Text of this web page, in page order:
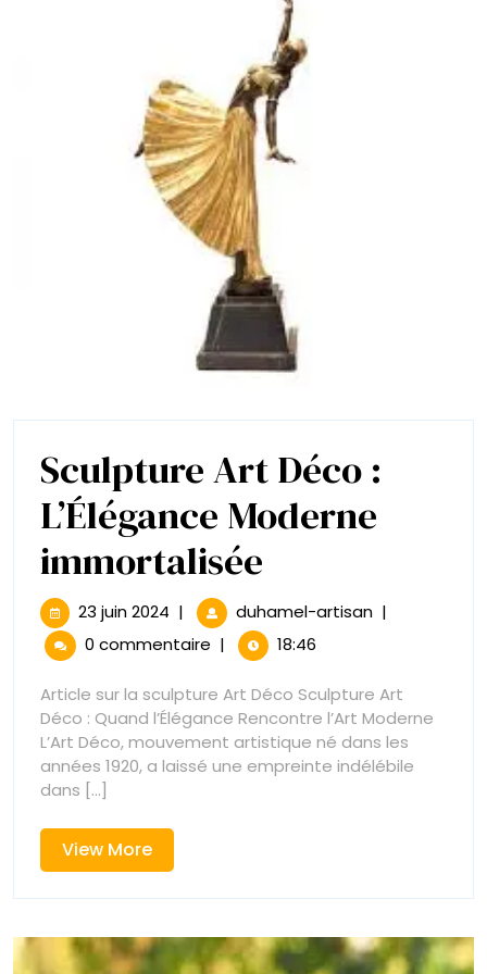
Sculpture Art Déco :
L’Élégance Moderne
immortalisée
Art
Déco
:
L’Élégance
Moderne
23 juin 2024 23
juin
| duhamel-artisanSculpture
L’Élégance
Moderne
immortalisée
|
0 commentaire | 18:46
Article sur la sculpture Art Déco Sculpture Art
Déco : Quand l’Élégance Rencontre l’Art Moderne
L’Art Déco, mouvement artistique né dans les
années 1920, a laissé une empreinte indélébile
dans [...]
View MoreView
More